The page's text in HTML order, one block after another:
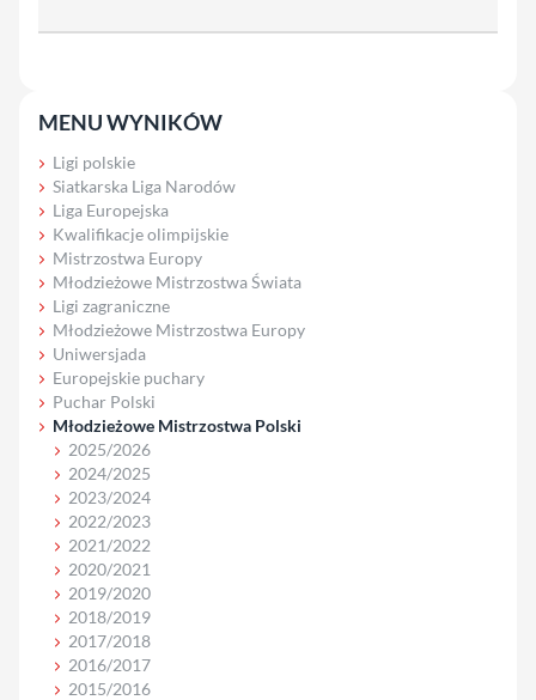
MENU WYNIKÓW
Ligi polskie
Siatkarska Liga Narodów
Liga Europejska
Kwalifikacje olimpijskie
Mistrzostwa Europy
Młodzieżowe Mistrzostwa Świata
Ligi zagraniczne
Młodzieżowe Mistrzostwa Europy
Uniwersjada
Europejskie puchary
Puchar Polski
Młodzieżowe Mistrzostwa Polski
2025/2026
2024/2025
2023/2024
2022/2023
2021/2022
2020/2021
2019/2020
2018/2019
2017/2018
2016/2017
2015/2016